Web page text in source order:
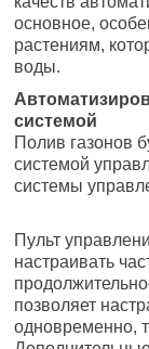
основное,
растениям,
воды.
системой
Полив газонов
системой
системы
Пульт
настраивать
позволяет
одновременно,